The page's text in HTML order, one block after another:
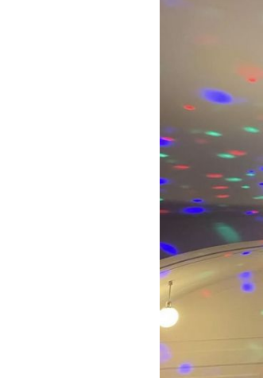
Informatik,
Sozialwissenschaften
Gestalten
Philosophie
Betreuungsangebote